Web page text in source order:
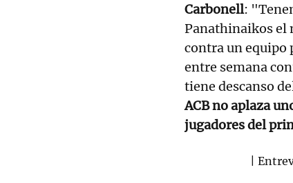
Carbonell:
Panathinaikos el
contra un equipo
entre semana
tiene descanso
ACB no aplaza
jugadores del
|